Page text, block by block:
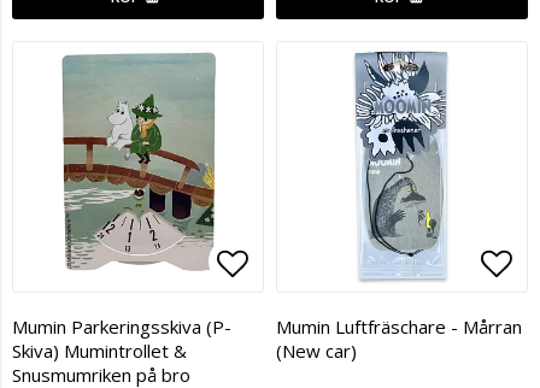
Lägg till i favoritlistan
Mumin Parkeringsskiva (P-
Skiva) Mumintrollet &
Snusmumriken på bro
Mumin Luftfräschare - Mårran
(New car)